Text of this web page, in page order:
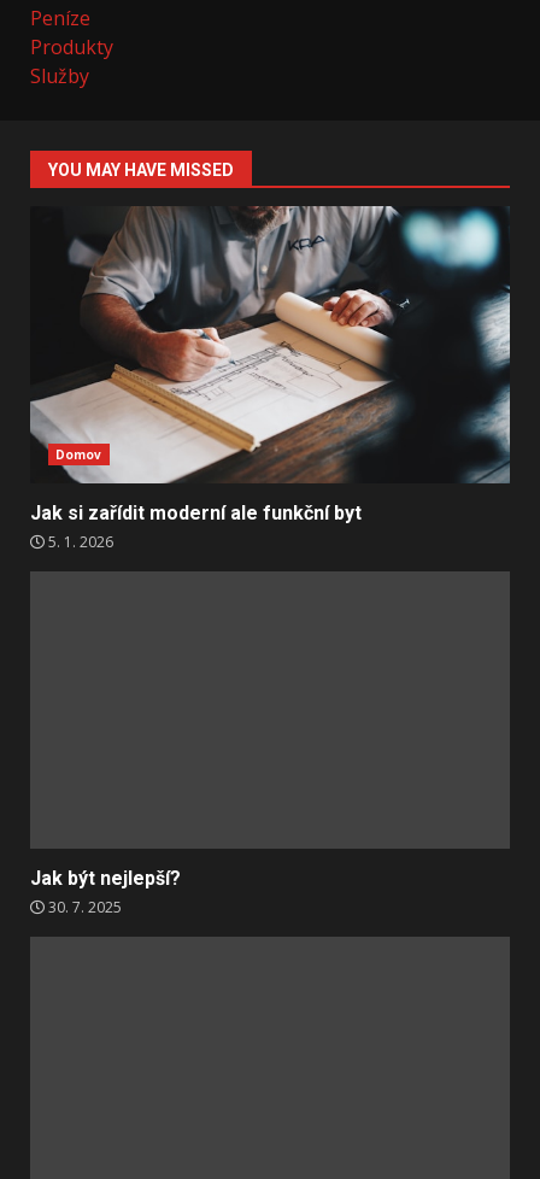
Peníze
Produkty
Služby
YOU MAY HAVE MISSED
Domov
Jak si zařídit moderní ale funkční byt
5. 1. 2026
Jak být nejlepší?
30. 7. 2025